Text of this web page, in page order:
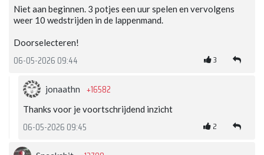
Niet aan beginnen. 3 potjes een uur spelen en vervolgens
weer 10 wedstrijden in de lappenmand.
Doorselecteren!
06-05-2026 09:44 3
jonaathn +16582
Thanks voor je voortschrijdend inzicht
06-05-2026 09:45 2